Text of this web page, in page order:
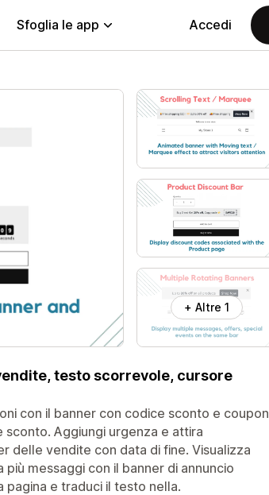
Sfoglia le app Accedi
+ Altre 1
testo scorrevole, cursore
con il banner con codice sconto e coupon
Aggiungi urgenza e attira
delle vendite con data di fine. Visualizza
messaggi con il banner di annuncio
pagina e traduci il testo nella.